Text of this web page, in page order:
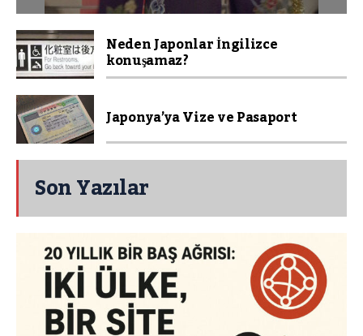
Neden Japonlar İngilizce
konuşamaz?
Japonya’ya Vize ve Pasaport
Son Yazılar